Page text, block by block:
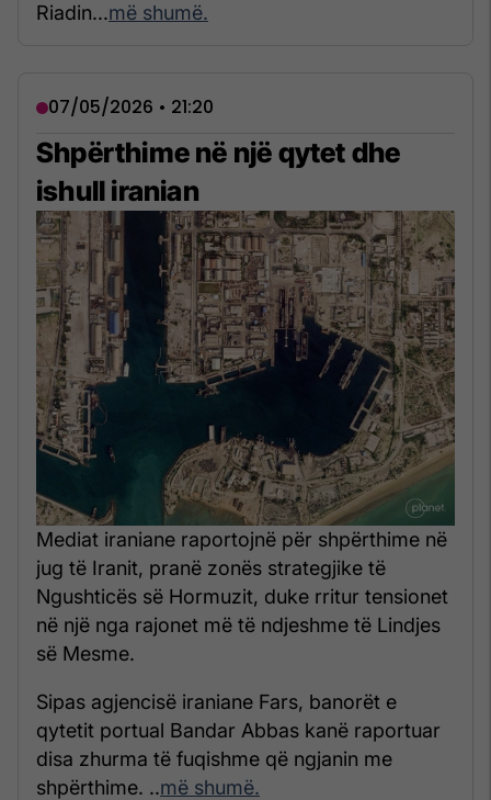
Riadin...më shumë.
07/05/2026 • 21:20
Shpërthime në një qytet dhe
ishull iranian
Mediat iraniane raportojnë për shpërthime në
jug të Iranit, pranë zonës strategjike të
Ngushticës së Hormuzit, duke rritur tensionet
në një nga rajonet më të ndjeshme të Lindjes
së Mesme.
Sipas agjencisë iraniane Fars, banorët e
qytetit portual Bandar Abbas kanë raportuar
disa zhurma të fuqishme që ngjanin me
shpërthime. ..më shumë.